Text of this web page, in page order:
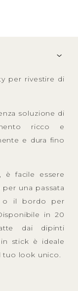
per rivestire di
soluzione di
ricco e
e dura fino
è facile essere
una passata
o il bordo per
in 20
dai dipinti
stick è ideale
tuo look unico.